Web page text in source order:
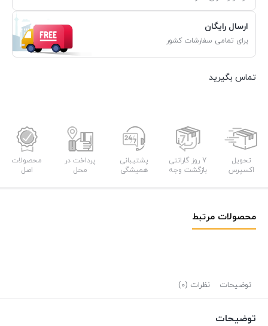
ارسال رایگان
برای تمامی سفارشات کشور
تماس بگیرید
تحویل
اکسپرس
7 روز گارانتی
بازگشت وجه
پشتیبانی
همیشگی
پرداخت در
محل
محصولات
اصل
محصولات مرتبط
توضیحات نظرات (0)
توضیحات